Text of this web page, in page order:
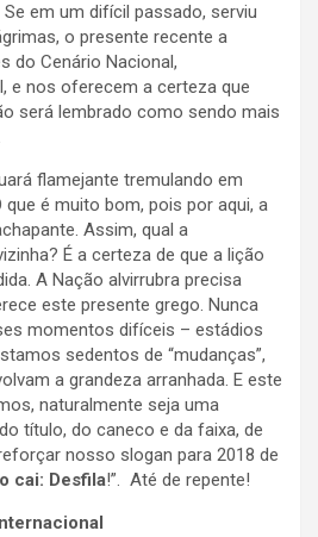
em um difícil passado, serviu
o presente recente a
do Cenário Nacional,
e nos oferecem a certeza que
será lembrado como sendo mais
flamejante tremulando em
que é muito bom, pois por aqui, a
Assim, qual a
É a certeza de que a lição
A Nação alvirrubra precisa
este presente grego. Nunca
momentos difíceis – estádios
sedentos de “mudanças”,
a grandeza arranhada. E este
naturalmente seja uma
título, do caneco e da faixa, de
nosso slogan para 2018 de
cai: Desfila!”. Até de repente!